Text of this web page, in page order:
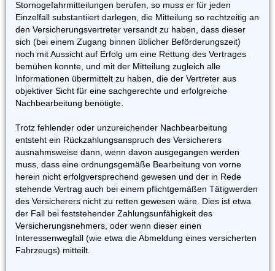
Stornogefahrmitteilungen berufen, so muss er für jeden
Einzelfall substantiiert darlegen, die Mitteilung so rechtzeitig an
den Versicherungsvertreter versandt zu haben, dass dieser
sich (bei einem Zugang binnen üblicher Beförderungszeit)
noch mit Aussicht auf Erfolg um eine Rettung des Vertrages
bemühen konnte, und mit der Mitteilung zugleich alle
Informationen übermittelt zu haben, die der Vertreter aus
objektiver Sicht für eine sachgerechte und erfolgreiche
Nachbearbeitung benötigte.
Trotz fehlender oder unzureichender Nachbearbeitung
entsteht ein Rückzahlungsanspruch des Versicherers
ausnahmsweise dann, wenn davon ausgegangen werden
muss, dass eine ordnungsgemäße Bearbeitung von vorne
herein nicht erfolgversprechend gewesen und der in Rede
stehende Vertrag auch bei einem pflichtgemäßen Tätigwerden
des Versicherers nicht zu retten gewesen wäre. Dies ist etwa
der Fall bei feststehender Zahlungsunfähigkeit des
Versicherungsnehmers, oder wenn dieser einen
Interessenwegfall (wie etwa die Abmeldung eines versicherten
Fahrzeugs) mitteilt.